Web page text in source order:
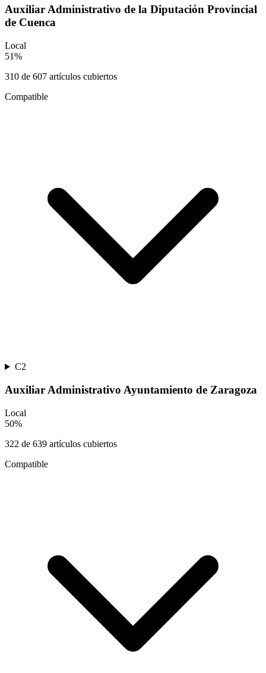
Auxiliar Administrativo de la Diputación Provincial
de Cuenca
Local
51%
310 de 607 artículos cubiertos
Compatible
C2
Auxiliar Administrativo Ayuntamiento de Zaragoza
Local
50%
322 de 639 artículos cubiertos
Compatible